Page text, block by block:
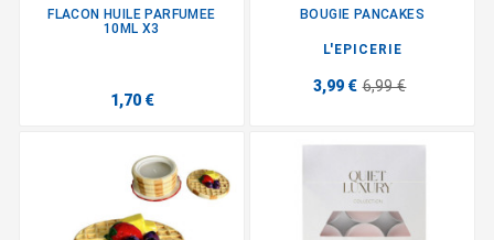
FLACON HUILE PARFUMEE
10ML X3
1,70 €
BOUGIE PANCAKES
L'EPICERIE
3,99 € 6,99 €